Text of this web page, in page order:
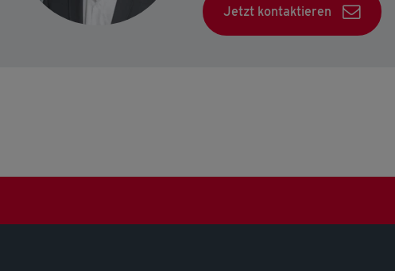
Jetzt kontaktieren